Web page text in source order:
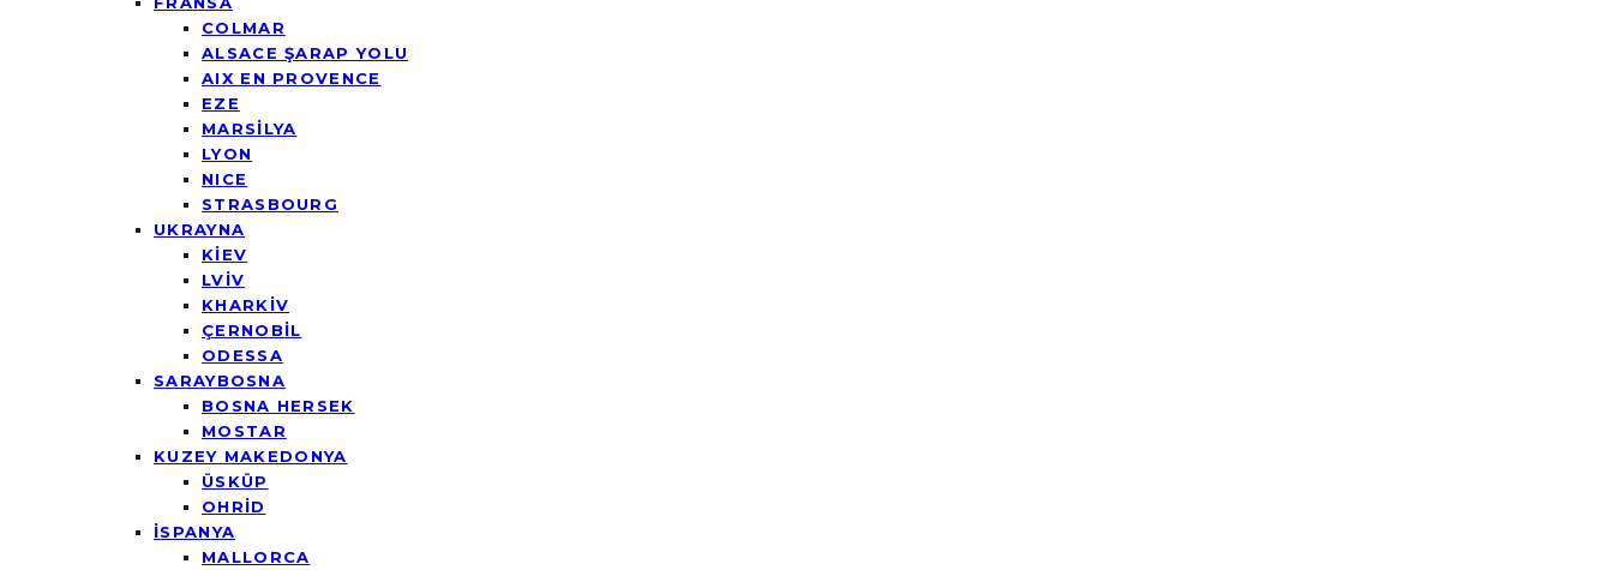
COLMAR
ALSACE ŞARAP YOLU
AIX EN PROVENCE
EZE
MARSİLYA
LYON
NICE
STRASBOURG
UKRAYNA
KİEV
LVİV
KHARKİV
ÇERNOBİL
ODESSA
SARAYBOSNA
BOSNA HERSEK
MOSTAR
KUZEY MAKEDONYA
ÜSKÜP
OHRİD
İSPANYA
MALLORCA